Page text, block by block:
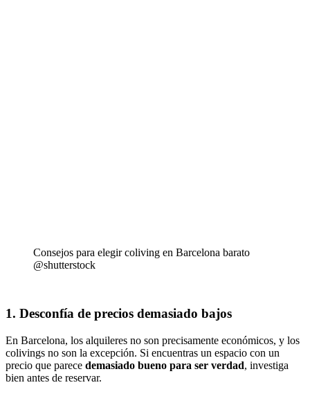
Consejos para elegir coliving en Barcelona barato
@shutterstock
1. Desconfía de precios demasiado bajos
En Barcelona, los alquileres no son precisamente económicos, y los
colivings no son la excepción. Si encuentras un espacio con un
precio que parece demasiado bueno para ser verdad, investiga
bien antes de reservar.